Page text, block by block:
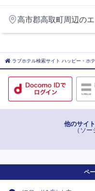
高市郡高取町周辺の
ラブホテル検索サイト ハッピー・ホ
他のサイ
（ソ
ペ